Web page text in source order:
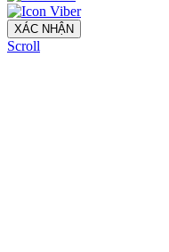
XÁC NHẬN
Scroll